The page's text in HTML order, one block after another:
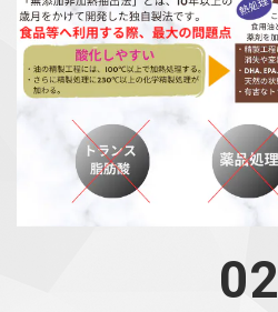
02